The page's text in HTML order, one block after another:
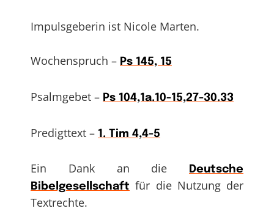
Impulsgeberin ist Nicole Marten.
Wochenspruch – Ps 145, 15
Psalmgebet – Ps 104,1a.10-15,27-30.33
Predigttext – 1. Tim 4,4-5
Ein Dank an die
Deutsche
Bibelgesellschaft für die Nutzung der
Textrechte.